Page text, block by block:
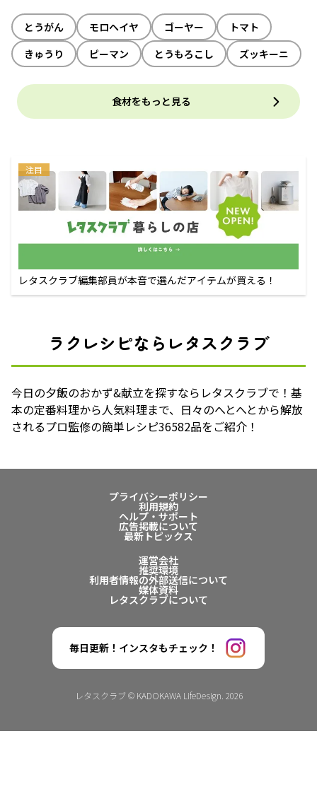
とうがん モロヘイヤ ゴーヤー
トマト
きゅうり
ピーマン とうもろこし ズッキーニ
食材をもっと見る
注目
レタスクラブ編集部員が本音で選んだアイテムが買える！
ラクレシピならレタスクラブ
今日の夕飯のおかず&献立を探すならレタスクラブで！基
本の定番料理から人気料理まで、日々のへとへとから解放
されるプロ監修の簡単レシピ36582品をご紹介！
プライバシーポリシー
利用規約
ヘルプ・サポート
広告掲載について
最新トピックス
運営会社
推奨環境
利用者情報の外部送信について
媒体資料
レタスクラブについて
毎日更新！インスタもチェック！
レタスクラブ © KADOKAWA LifeDesign. 2026